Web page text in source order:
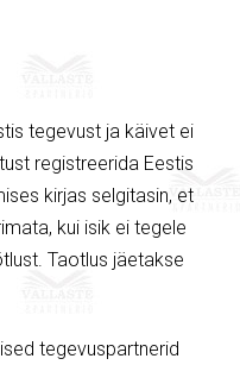
tegevust ja käivet ei
registreerida Eestis
kirjas selgitasin, et
kui isik ei tegele
Taotlus jäetakse
tegevuspartnerid